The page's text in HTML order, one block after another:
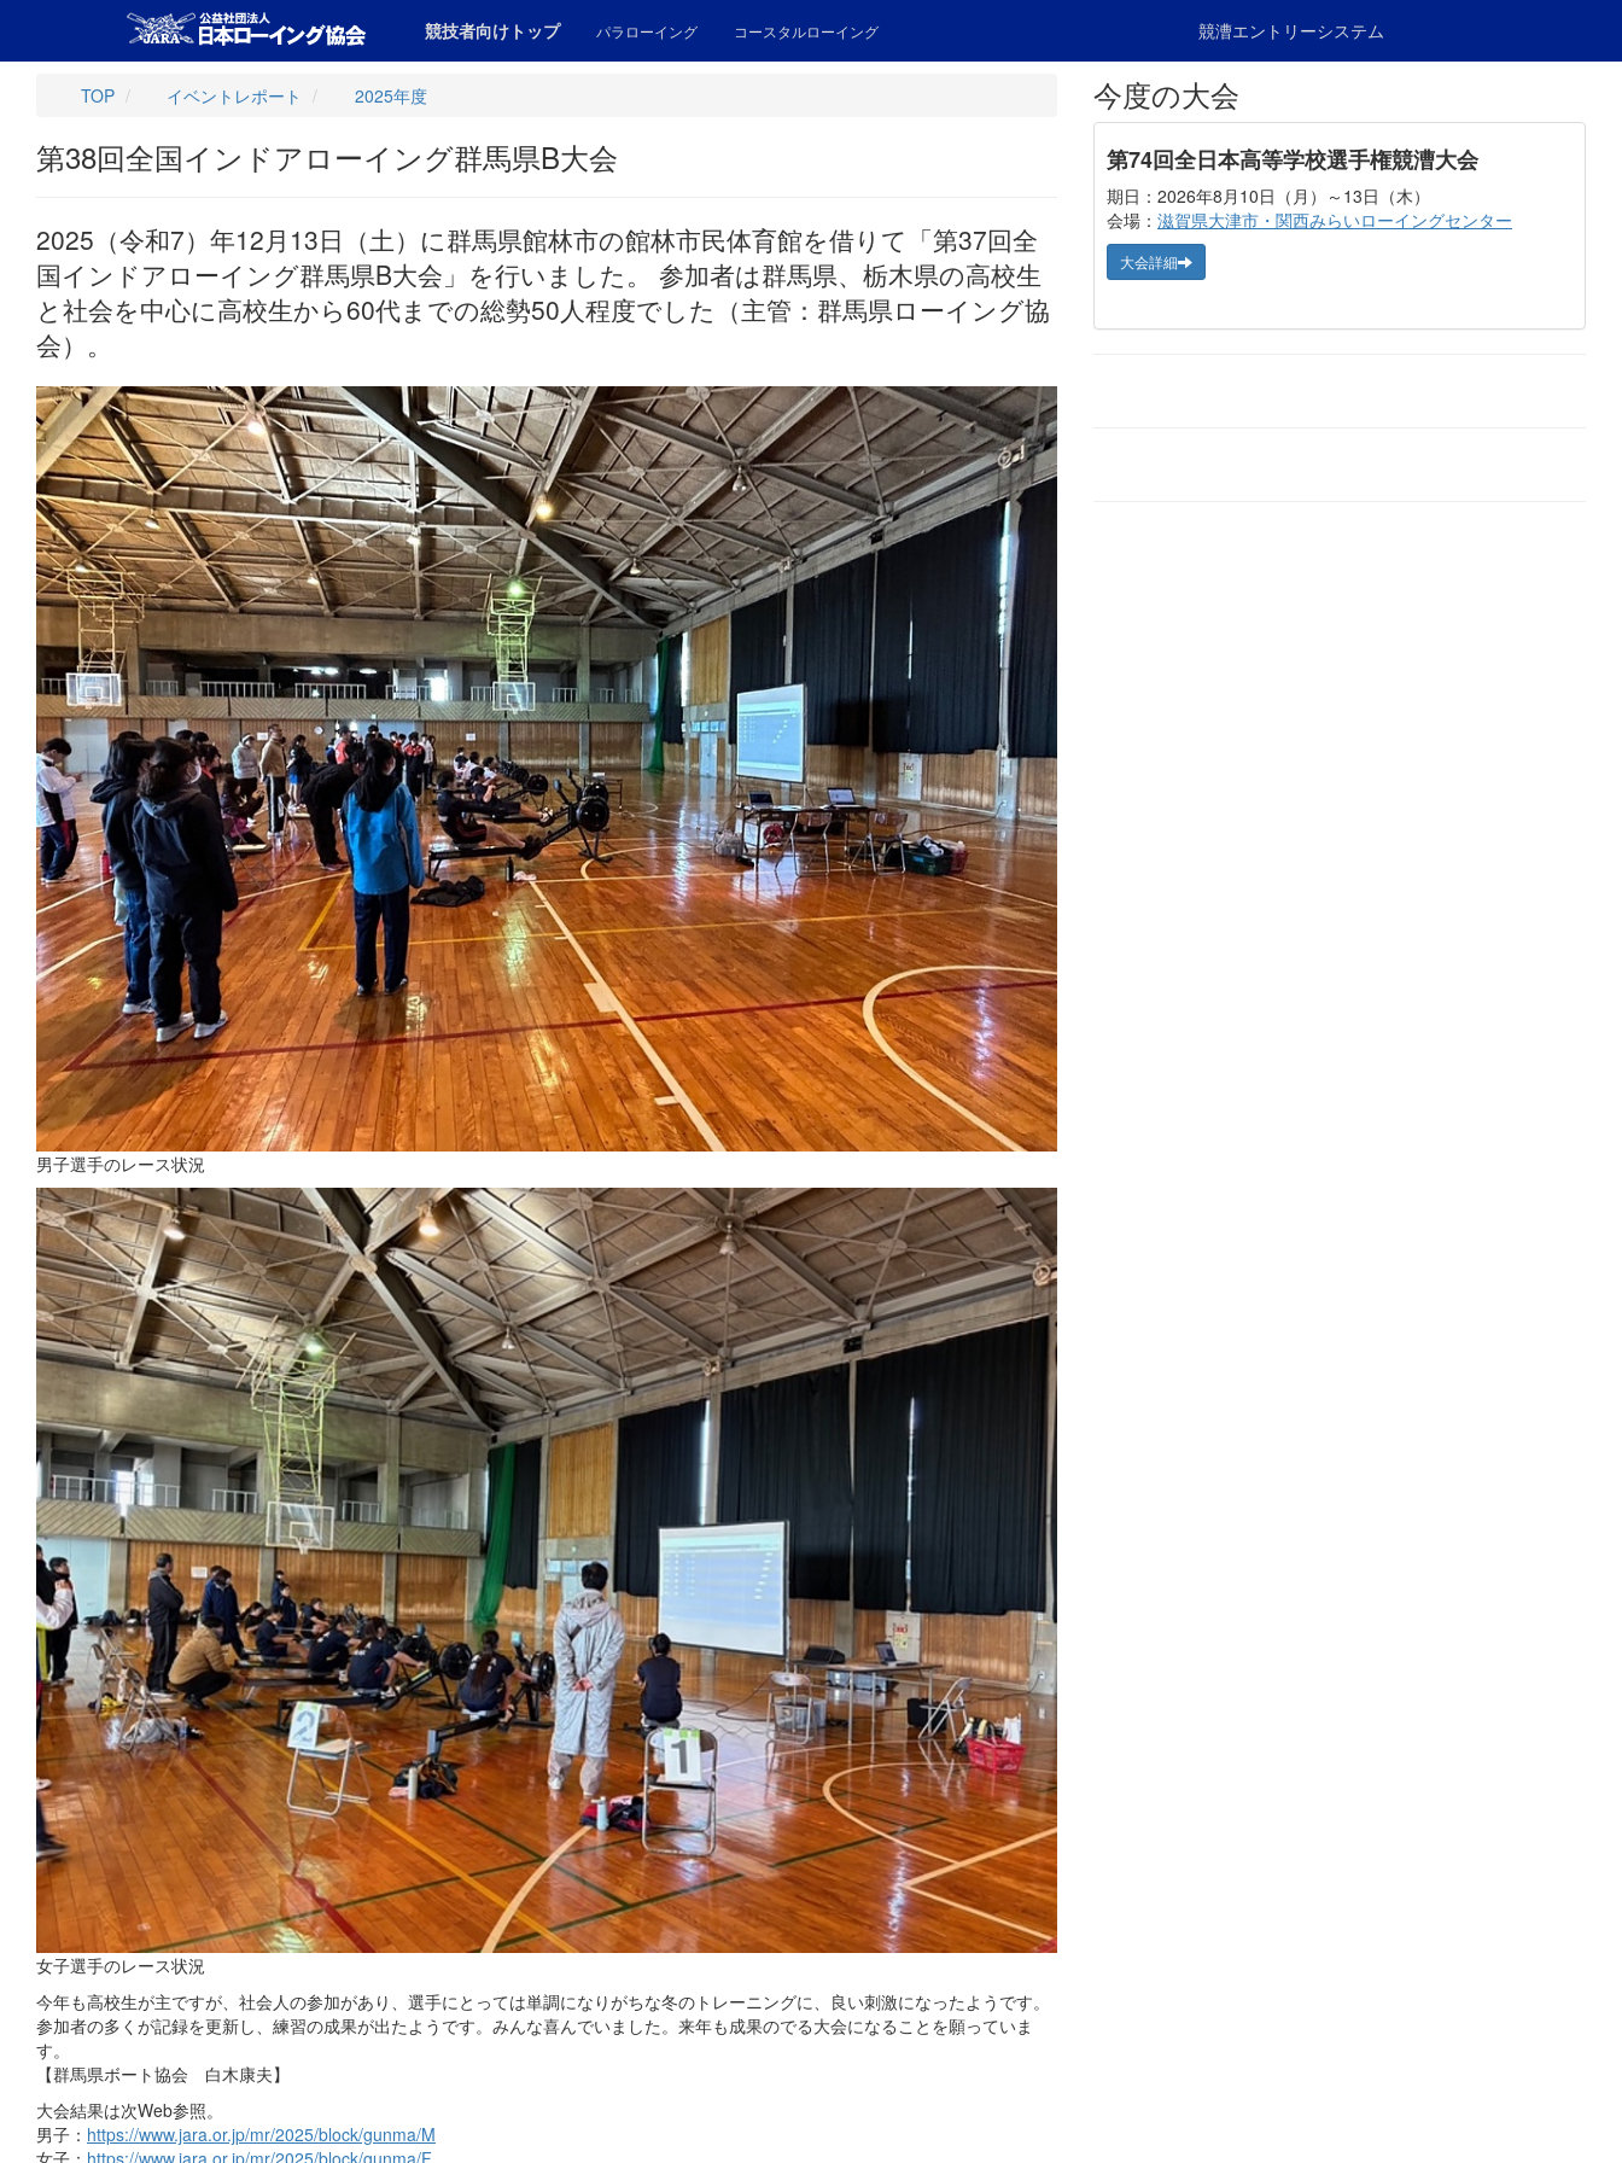
競技者向けトップ パラローイング コースタルローイング 競漕エントリーシステム
TOP イベントレポート 2025年度
第38回全国インドアローイング群馬県B大会
2025（令和7）年12月13日（土）に群馬県館林市の館林市民体育館を借りて「第37回全
国インドアローイング群馬県B大会」を行いました。 参加者は群馬県、栃木県の高校生
と社会を中心に高校生から60代までの総勢50人程度でした（主管：群馬県ローイング協
会）。
男子選手のレース状況
女子選手のレース状況
今年も高校生が主ですが、社会人の参加があり、選手にとっては単調になりがちな冬のトレーニングに、良い刺激になったようです。
参加者の多くが記録を更新し、練習の成果が出たようです。みんな喜んでいました。来年も成果のでる大会になることを願っていま
す。
【群馬県ボート協会 白木康夫】
大会結果は次Web参照。
男子： https://www.jara.or.jp/mr/2025/block/gunma/M
今度の大会
第74回全日本高等学校選手権競漕大会
期日：2026年8月10日（月）～13日（木）
会場： 滋賀県大津市・関西みらいローイングセンター
大会詳細